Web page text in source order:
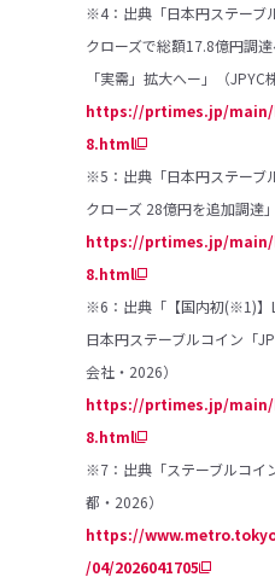
※4：出典「日本円ステーブ
クローズで総額17.8億円調
「実需」拡大へー」（JPYC
https://prtimes.jp/main/
8.html
※5：出典「日本円ステーブ
クローズ 28億円を追加調達
https://prtimes.jp/main/
8.html
※6：出典「【国内初(※1)】
日本円ステーブルコイン「
会社・2026）
https://prtimes.jp/main/
8.html
※7：出典「ステーブルコイ
都・2026）
https://
/04/2026041705